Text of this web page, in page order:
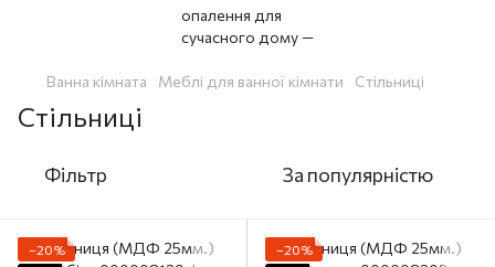
Ванна кімната Меблі для ванної кімнати Стільниці
Стільниці
Фільтр За популярністю
−20%
−20%